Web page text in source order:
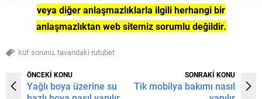
veya diğer anlaşmazlıklarla ilgili herhangi bir
anlaşmazlıktan web sitemiz sorumlu değildir.
küf sorunu, tavandaki rutubet
ÖNCEKİ KONU
Yağlı boya üzerine su
SONRAKİ KONU
Tik mobilya bakımı nasıl